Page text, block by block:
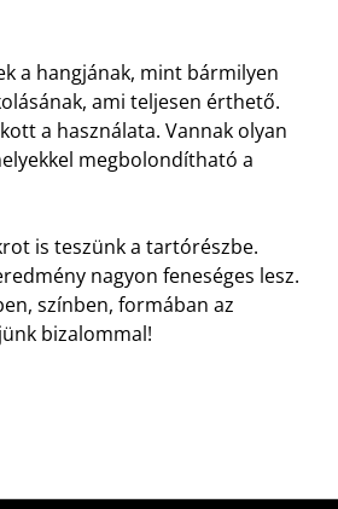
a hangjának, mint bármilyen
ami teljesen érthető.
a használata. Vannak olyan
megbolondítható a
is teszünk a tartórészbe.
nagyon feneséges lesz.
színben, formában az
bizalommal!